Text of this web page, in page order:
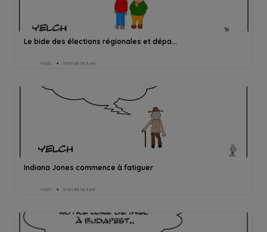
Le bide des élections régionales et dépa...
Yelch 1min de lecture
Indiana Jones commence à fatiguer
Yelch 1min de lecture